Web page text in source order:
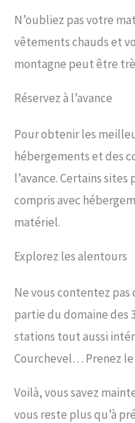
N’oubliez pas votre
vêtements chauds et
montagne peut être
Réservez à l’avance
Pour obtenir les
hébergements et des
l’avance. Certains
compris avec
matériel.
Explorez les alentours
Ne vous contentez pas
partie du domaine des
stations tout aussi
Courchevel… Prenez
Voilà, vous savez
vous reste plus qu’à